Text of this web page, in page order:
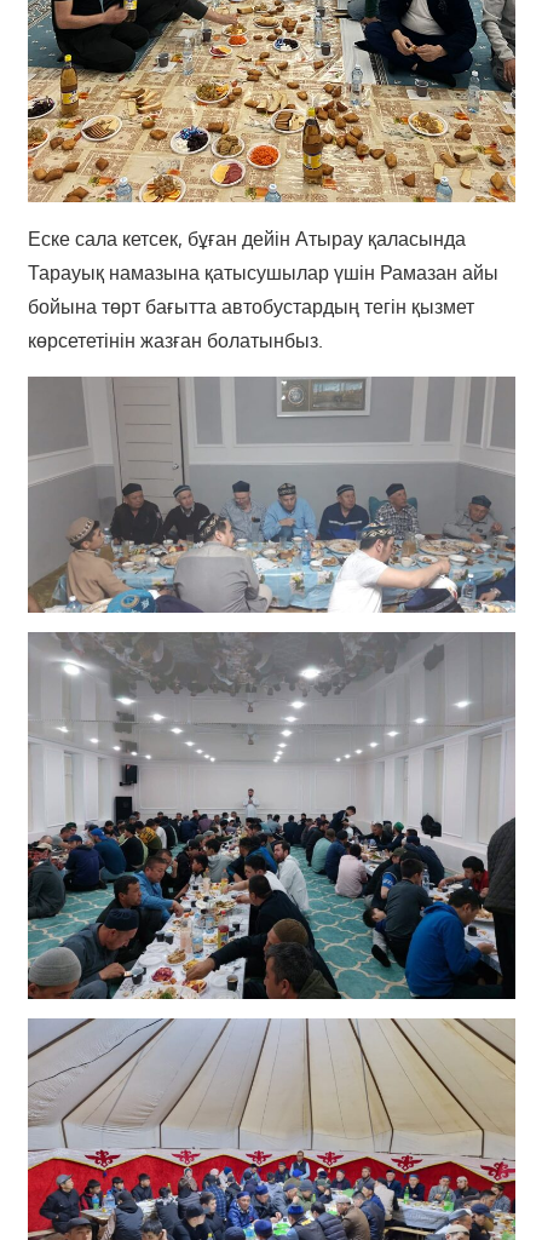
Еске сала кетсек, бұған дейін Атырау қаласында
Тарауық намазына қатысушылар үшін Рамазан айы
бойына төрт бағытта автобустардың тегін қызмет
көрсететінін жазған болатынбыз.